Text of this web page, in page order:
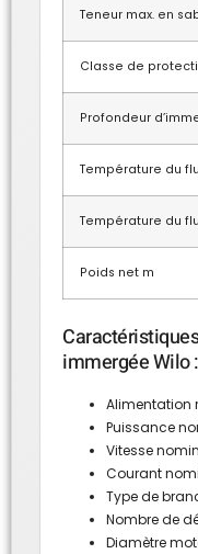
Teneur max. en
Classe de
Profondeur
Température du
Température du
Poids net m
immergée Wilo :
Alimentation
Puissance
Vitesse
Courant
Type de
Nombre de
Diamètre